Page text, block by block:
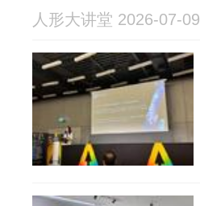
人形大讲堂 2026-07-09